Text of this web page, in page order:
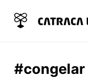
#congelar